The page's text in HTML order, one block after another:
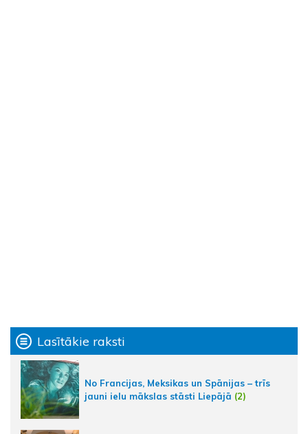
Lasītākie raksti
No Francijas, Meksikas un Spānijas – trīs
jauni ielu mākslas stāsti Liepājā (2)